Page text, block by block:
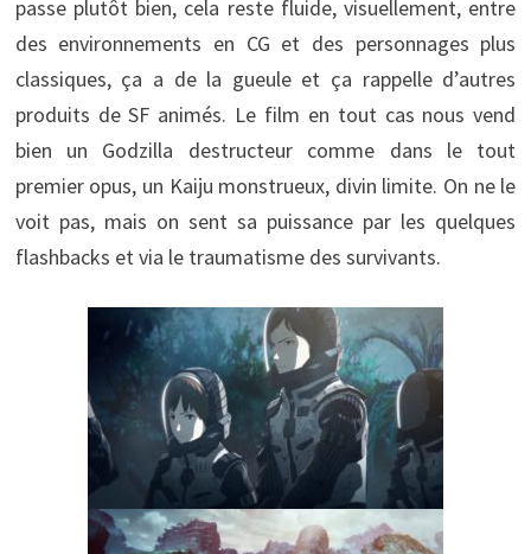
passe plutôt bien, cela reste fluide, visuellement, entre
des environnements en CG et des personnages plus
classiques, ça a de la gueule et ça rappelle d’autres
produits de SF animés. Le film en tout cas nous vend
bien un Godzilla destructeur comme dans le tout
premier opus, un Kaiju monstrueux, divin limite. On ne le
voit pas, mais on sent sa puissance par les quelques
flashbacks et via le traumatisme des survivants.